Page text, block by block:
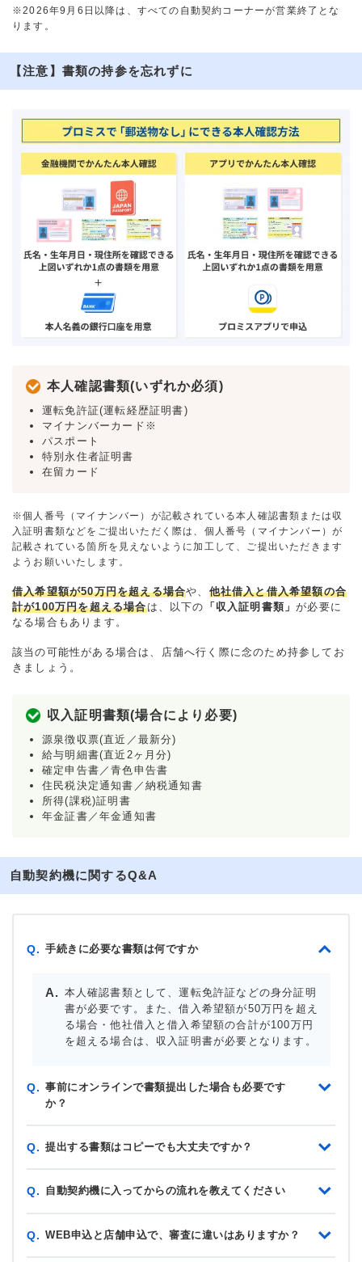
※2026年9月6日以降は、すべての自動契約コーナーが営業終了とな
ります。
【注意】書類の持参を忘れずに
本人確認書類(いずれか必須)
運転免許証(運転経歴証明書)
マイナンバーカード※
パスポート
特別永住者証明書
在留カード
※個人番号（マイナンバー）が記載されている本人確認書類または収
入証明書類などをご提出いただく際は、個人番号（マイナンバー）が
記載されている箇所を見えないように加工して、ご提出いただきます
ようお願いいたします。
借入希望額が50万円を超える場合や、 他社借入と借入希望額の合
計が100万円を超える場合は、以下の 「収入証明書類」が必要に
なる場合もあります。
該当の可能性がある場合は、店舗へ行く際に念のため持参してお
きましょう。
収入証明書類(場合により必要)
源泉徴収票(直近／最新分)
給与明細書(直近2ヶ月分)
確定申告書／青色申告書
住民税決定通知書／納税通知書
所得(課税)証明書
年金証書／年金通知書
自動契約機に関するQ&A
Q. 手続きに必要な書類は何ですか
本人確認書類として、運転免許証などの身分証明
書が必要です。また、借入希望額が50万円を超え
る場合・他社借入と借入希望額の合計が100万円
を超える場合は、収入証明書が必要となります。
Q. 事前にオンラインで書類提出した場合も必要です
か？
Q. 提出する書類はコピーでも大丈夫ですか？
Q. 自動契約機に入ってからの流れを教えてください
Q. WEB申込と店舗申込で、審査に違いはありますか？